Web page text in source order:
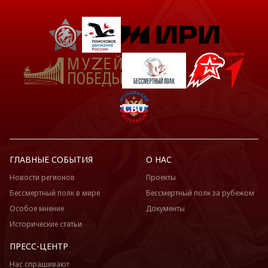
ГЛАВНЫЕ СОБЫТИЯ
Новости регионов
Бессмертный полк в мире
Особое мнение
Исторические статьи
О НАС
Проекты
Бессмертный полк за рубежом
Документы
ПРЕСС-ЦЕНТР
Нас спрашивают